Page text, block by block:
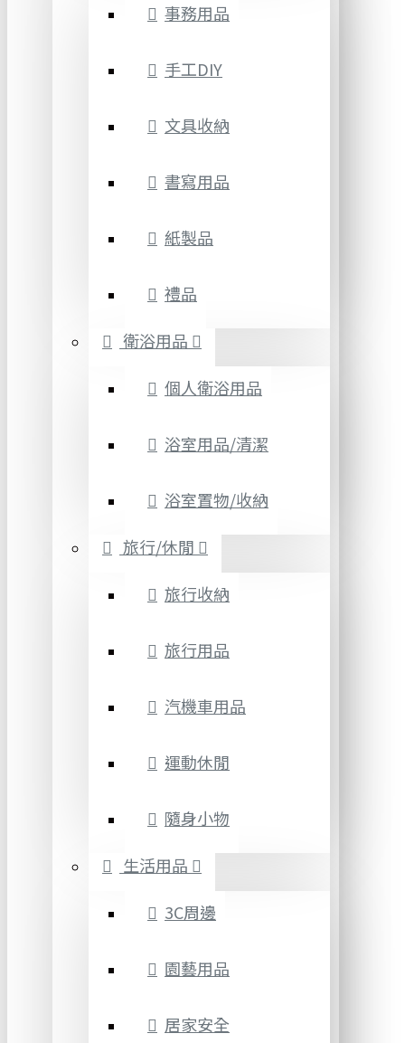
事務用品
手工DIY
文具收納
書寫用品
紙製品
禮品
衛浴用品
個人衛浴用品
浴室用品/清潔
浴室置物/收納
旅行/休閒
旅行收納
旅行用品
汽機車用品
運動休閒
隨身小物
生活用品
3C周邊
園藝用品
居家安全